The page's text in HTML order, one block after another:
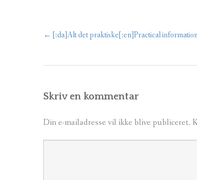
Post
navigation
← [:da]Alt det praktiske[:en]Practical
Skriv en kommentar
Din e-mailadresse vil ikke blive publiceret.